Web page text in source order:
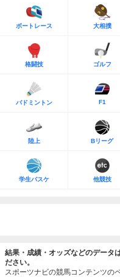
ボートレース 大相撲
格闘技 ゴルフ
バドミントン F1
陸上 Bリーグ
学生バスケ 他競技
結果・成績・オッズなどのデータ
ださい。
スポーツナビの競馬コンテンツの